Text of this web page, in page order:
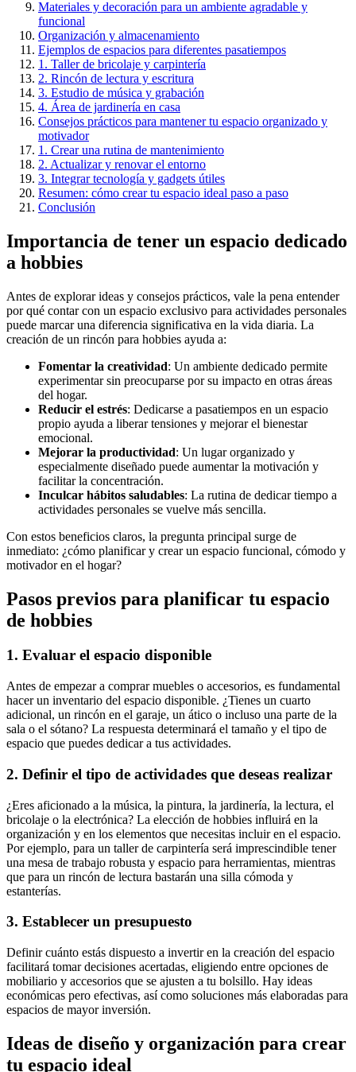
Materiales y decoración para un ambiente agradable y
funcional
Organización y almacenamiento
Ejemplos de espacios para diferentes pasatiempos
1. Taller de bricolaje y carpintería
2. Rincón de lectura y escritura
3. Estudio de música y grabación
4. Área de jardinería en casa
Consejos prácticos para mantener tu espacio organizado y
motivador
1. Crear una rutina de mantenimiento
2. Actualizar y renovar el entorno
3. Integrar tecnología y gadgets útiles
Resumen: cómo crear tu espacio ideal paso a paso
Conclusión
Importancia de tener un espacio dedicado
a hobbies
Antes de explorar ideas y consejos prácticos, vale la pena entender
por qué contar con un espacio exclusivo para actividades personales
puede marcar una diferencia significativa en la vida diaria. La
creación de un rincón para hobbies ayuda a:
Fomentar la creatividad: Un ambiente dedicado permite
experimentar sin preocuparse por su impacto en otras áreas
del hogar.
Reducir el estrés: Dedicarse a pasatiempos en un espacio
propio ayuda a liberar tensiones y mejorar el bienestar
emocional.
Mejorar la productividad: Un lugar organizado y
especialmente diseñado puede aumentar la motivación y
facilitar la concentración.
Inculcar hábitos saludables: La rutina de dedicar tiempo a
actividades personales se vuelve más sencilla.
Con estos beneficios claros, la pregunta principal surge de
inmediato: ¿cómo planificar y crear un espacio funcional, cómodo y
motivador en el hogar?
Pasos previos para planificar tu espacio
de hobbies
1. Evaluar el espacio disponible
Antes de empezar a comprar muebles o accesorios, es fundamental
hacer un inventario del espacio disponible. ¿Tienes un cuarto
adicional, un rincón en el garaje, un ático o incluso una parte de la
sala o el sótano? La respuesta determinará el tamaño y el tipo de
espacio que puedes dedicar a tus actividades.
2. Definir el tipo de actividades que deseas realizar
¿Eres aficionado a la música, la pintura, la jardinería, la lectura, el
bricolaje o la electrónica? La elección de hobbies influirá en la
organización y en los elementos que necesitas incluir en el espacio.
Por ejemplo, para un taller de carpintería será imprescindible tener
una mesa de trabajo robusta y espacio para herramientas, mientras
que para un rincón de lectura bastarán una silla cómoda y
estanterías.
3. Establecer un presupuesto
Definir cuánto estás dispuesto a invertir en la creación del espacio
facilitará tomar decisiones acertadas, eligiendo entre opciones de
mobiliario y accesorios que se ajusten a tu bolsillo. Hay ideas
económicas pero efectivas, así como soluciones más elaboradas para
espacios de mayor inversión.
Ideas de diseño y organización para crear
tu espacio ideal